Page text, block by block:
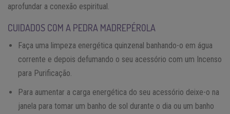
aprofundar a conexão espiritual.
CUIDADOS COM A PEDRA MADREPÉROLA
Faça uma limpeza energética quinzenal banhando-o em água
corrente e depois defumando o seu acessório com um Incenso
para Purificação.
Para aumentar a carga energética do seu acessório deixe-o na
janela para tomar um banho de sol durante o dia ou um banho